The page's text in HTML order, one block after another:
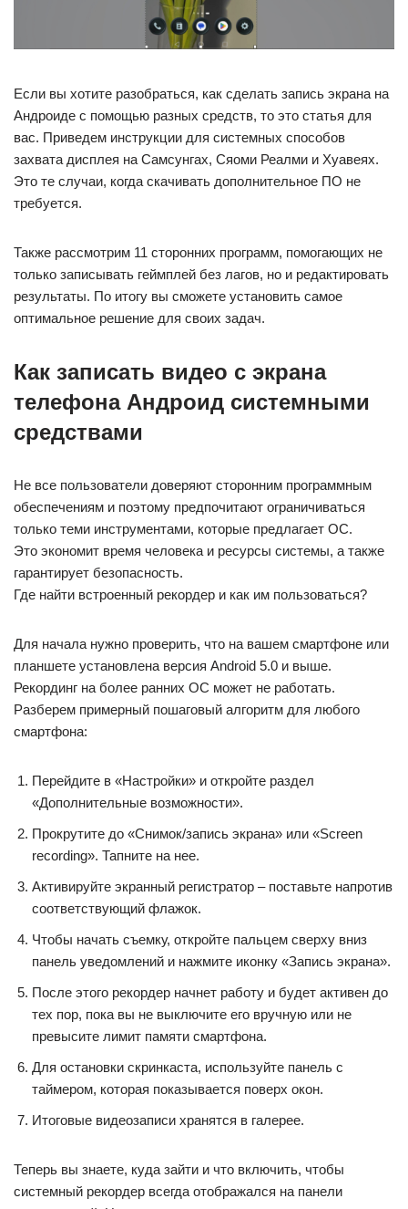
Если вы хотите разобраться, как сделать запись экрана на
Андроиде с помощью разных средств, то это статья для
вас. Приведем инструкции для системных способов
захвата дисплея на Самсунгах, Сяоми Реалми и Хуавеях.
Это те случаи, когда скачивать дополнительное ПО не
требуется.
Также рассмотрим 11 сторонних программ, помогающих не
только записывать геймплей без лагов, но и редактировать
результаты. По итогу вы сможете установить самое
оптимальное решение для своих задач.
Как записать видео с экрана
телефона Андроид системными
средствами
Не все пользователи доверяют сторонним программным
обеспечениям и поэтому предпочитают ограничиваться
только теми инструментами, которые предлагает ОС.
Это экономит время человека и ресурсы системы, а также
гарантирует безопасность.
Где найти встроенный рекордер и как им пользоваться?
Для начала нужно проверить, что на вашем смартфоне или
планшете установлена версия Android 5.0 и выше.
Рекординг на более ранних ОС может не работать.
Разберем примерный пошаговый алгоритм для любого
смартфона:
Перейдите в «Настройки» и откройте раздел
«Дополнительные возможности».
Прокрутите до «Снимок/запись экрана» или «Screen
recording». Тапните на нее.
Активируйте экранный регистратор – поставьте напротив
соответствующий флажок.
Чтобы начать съемку, откройте пальцем сверху вниз
панель уведомлений и нажмите иконку «Запись экрана».
После этого рекордер начнет работу и будет активен до
тех пор, пока вы не выключите его вручную или не
превысите лимит памяти смартфона.
Для остановки скринкаста, используйте панель с
таймером, которая показывается поверх окон.
Итоговые видеозаписи хранятся в галерее.
Теперь вы знаете, куда зайти и что включить, чтобы
системный рекордер всегда отображался на панели